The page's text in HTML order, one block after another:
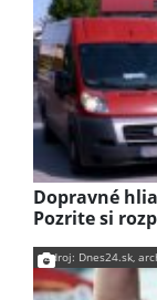
Dopravné
Pozrite si
Zdroj: Dnes24.sk,